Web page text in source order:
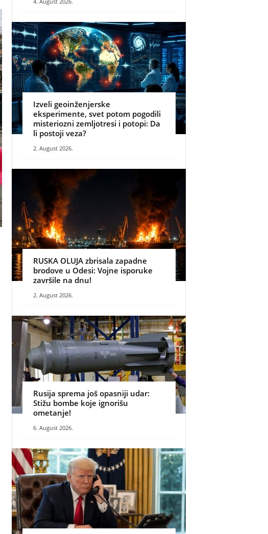
Izveli geoinženjerske
eksperimente, svet potom pogodili
misteriozni zemljotresi i potopi: Da
li postoji veza?
2. August 2026.
RUSKA OLUJA zbrisala zapadne
brodove u Odesi: Vojne isporuke
završile na dnu!
2. August 2026.
Rusija sprema još opasniji udar:
Stižu bombe koje ignorišu
ometanje!
6. August 2026.